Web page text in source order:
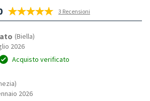
3 Recensioni
(Biella)
2026
Acquisto verificato
2026